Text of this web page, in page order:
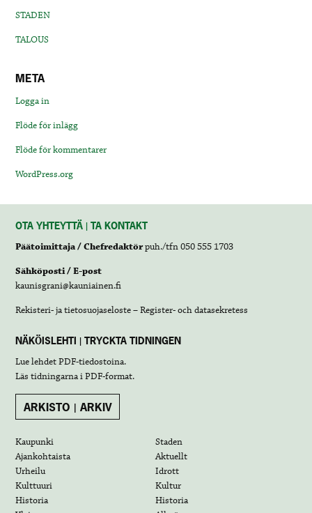
STADEN
TALOUS
META
Logga in
Flöde för inlägg
Flöde för kommentarer
WordPress.org
OTA YHTEYTTÄ | TA KONTAKT
Päätoimittaja / Chefredaktörpuh./tfn 050 555 1703
Sähköposti / E-post
kaunisgrani@kauniainen.fi
Rekisteri- ja tietosuojaseloste – Register- och datasekretess
NÄKÖISLEHTI | TRYCKTA TIDNINGEN
Lue lehdetPDF-tiedostoina.
Läs tidningarna iPDF-format.
ARKISTO | ARKIV
Kaupunki
Staden
Ajankohtaista
Aktuellt
Urheilu
Idrott
Kulttuuri
Kultur
Historia
Historia